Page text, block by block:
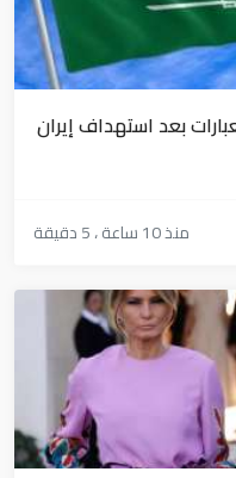
بعد استهداف إيران
منذ 10 ساعة ، 5 دقيقة